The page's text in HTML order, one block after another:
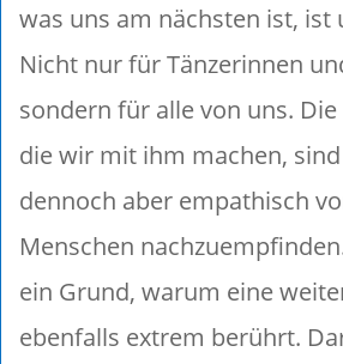
was uns am nächsten ist, ist
Nicht nur für Tänzerinnen
sondern für alle von uns.
die wir mit ihm machen,
dennoch aber empathisch
Menschen
ein Grund, warum eine
ebenfalls extrem berührt.